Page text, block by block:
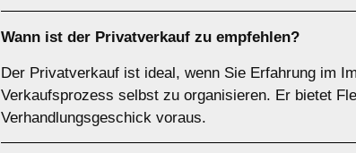
Wann ist der Privatverkauf zu empfehlen?
Der Privatverkauf ist ideal, wenn Sie Erfahrung im
Verkaufsprozess selbst zu organisieren. Er bietet
Verhandlungsgeschick voraus.